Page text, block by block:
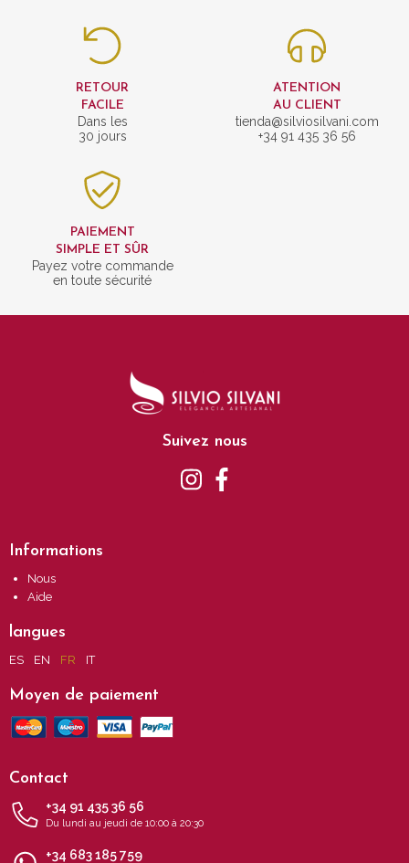
RETOUR
FACILE
Dans les
30 jours
ATENTION
AU CLIENT
tienda@silviosilvani.com
+34 91 435 36 56
PAIEMENT
SIMPLE ET SÛR
Payez votre commande
en toute sécurité
Suivez nous
Informations
Nous
Aide
langues
ES EN FR IT
Moyen de paiement
Contact
+34 91 435 36 56
Du lundi au jeudi de 10:00 à 20:30
+34 683 185 759